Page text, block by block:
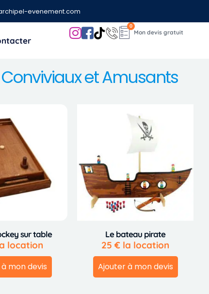
evenement.com
0
et Amusants
sur table
location
mon devis
Le bateau pirate
25 € la location
Ajouter à mon devis